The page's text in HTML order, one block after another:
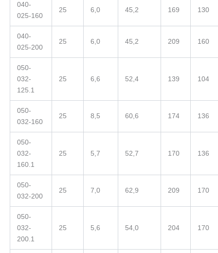
040-
025-160
25 6,0 45,2 169 130
040-
025-200
25 6,0 45,2 209 160
050-
032-
125.1
25 6,6 52,4 139 104
050-
032-160
25 8,5 60,6 174 136
050-
032-
160.1
25 5,7 52,7 170 136
050-
032-200
25 7,0 62,9 209 170
050-
032-
200.1
25 5,6 54,0 204 170